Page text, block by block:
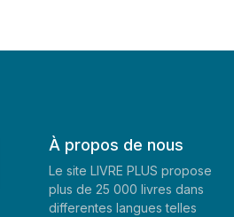
À propos de nous
Le site LIVRE PLUS propose
plus de 25 000 livres dans
differentes langues telles